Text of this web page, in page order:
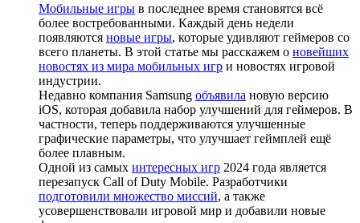
Мобильные игры в последнее время становятся всё
более востребованными. Каждый день недели
появляются новые игры, которые удивляют геймеров со
всего планеты. В этой статье мы расскажем о новейших
новостях из мира мобильных игр и новостях игровой
индустрии.
Недавно компания Samsung объявила новую версию
iOS, которая добавила набор улучшений для геймеров. В
частности, теперь поддерживаются улучшенные
графические параметры, что улучшает геймплей ещё
более плавным.
Одной из самых интересных игр 2024 года является
перезапуск Call of Duty Mobile. Разработчики
подготовили множество миссий, а также
усовершенствовали игровой мир и добавили новые